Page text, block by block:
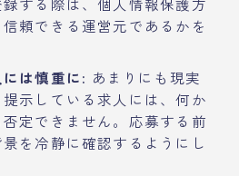
頼できる運営元であるかを
は慎重に: あまりにも現実
示している求人には、何か
定できません。応募する前
を冷静に確認するようにし